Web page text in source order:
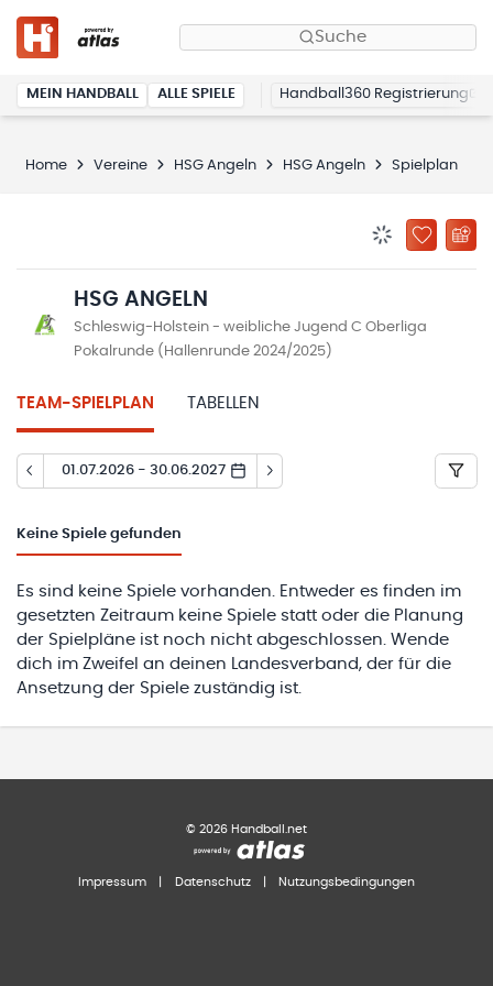
Suche
MEIN HANDBALL ALLE SPIELE Handball360 Registrierung
Home Vereine HSG Angeln HSG Angeln Spielplan
ZU
HSG ANGELN
Schleswig-Holstein - weibliche Jugend C Oberliga
Pokalrunde (Hallenrunde 2024/2025)
TEAM-SPIELPLAN TABELLEN
01.07.2026 - 30.06.2027
Keine Spiele gefunden
Es sind keine Spiele vorhanden. Entweder es finden im
gesetzten Zeitraum keine Spiele statt oder die Planung
der Spielpläne ist noch nicht abgeschlossen. Wende
dich im Zweifel an deinen Landesverband, der für die
Ansetzung der Spiele zuständig ist.
© 2026 Handball.net
Impressum Datenschutz Nutzungsbedingungen